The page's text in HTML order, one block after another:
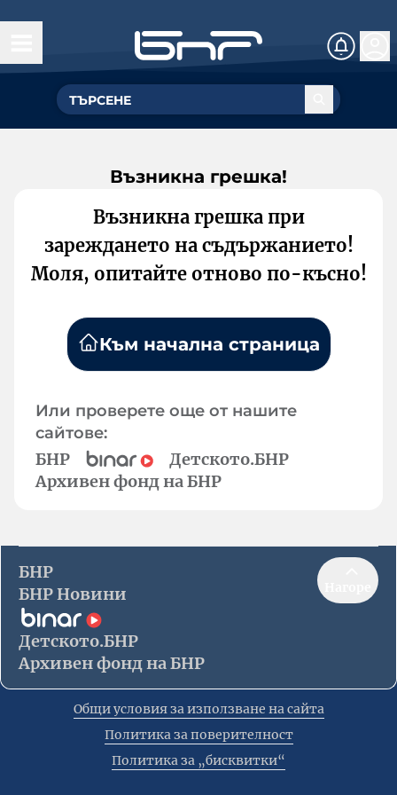
Възникна грешка!
Възникна грешка при
зареждането на съдържанието!
Моля, опитайте отново по-късно!
Към начална страница
Или проверете още от нашите
сайтове:
БНР
Детското.БНР
Архивен фонд на БНР
БНР
БНР Новини
Детското.БНР
Архивен фонд на БНР
Общи условия за използване на сайта
Политика за поверителност
Политика за „бисквитки“